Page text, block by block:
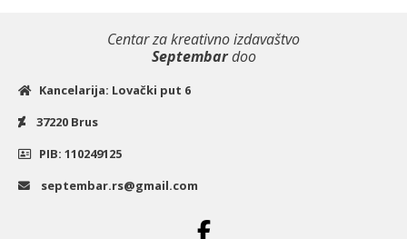
Centar za kreativno izdavaštvo
Septembardoo
Kancelarija: Lovački put 6
37220 Brus
PIB: 110249125
septembar.rs@gmail.com